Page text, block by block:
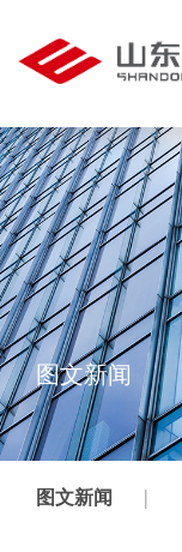
图文新闻
图文新闻 |